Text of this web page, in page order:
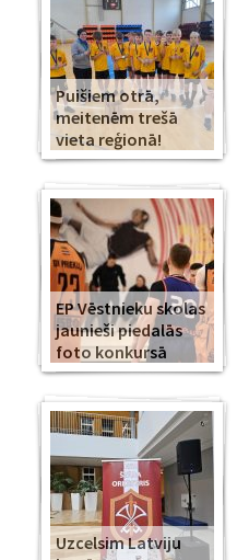
Puišiem otrā,
meitenēm trešā
vieta reģionā!
EP Vēstnieku skolas
jaunieši piedalās
foto konkursā
Uzcelsim Latviju